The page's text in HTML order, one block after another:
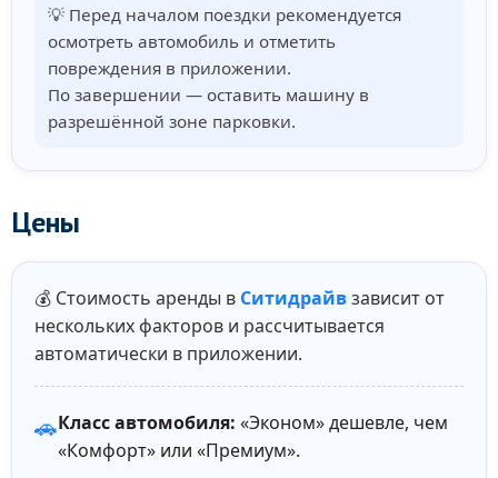
💡 Перед началом поездки рекомендуется
осмотреть автомобиль и отметить
повреждения в приложении.
По завершении — оставить машину в
разрешённой зоне парковки.
Цены
💰 Стоимость аренды в Ситидрайвзависит от
нескольких факторов и рассчитывается
автоматически в приложении.
🚗Класс автомобиля: «Эконом» дешевле, чем
«Комфорт» или «Премиум».